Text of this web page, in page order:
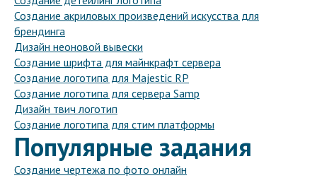
Создание акриловых произведений искусства для
брендинга
Дизайн неоновой вывески
Создание шрифта для майнкрафт сервера
Создание логотипа для Majestic RP
Создание логотипа для сервера Samp
Дизайн твич логотип
Создание логотипа для стим платформы
Популярные задания
Создание чертежа по фото онлайн